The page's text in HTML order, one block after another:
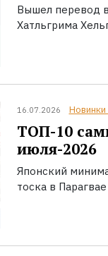
Вышел перевод
Хатльгрима
16.07.2026 Новинки
ТОП-10
июля-2026
Японский
тоска в